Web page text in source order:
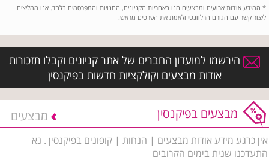
* המידע אודות ארועים ומבצעים הנו באחריות הקניונים, החנויות והמפרסמים בלבד. אנו ממליצים
ליצור קשר עם הגורם הרלוונטי ולאמת את הפרטים מראש.
הירשמו למועדון החברים של אתר קניונים וקבלו תזכורות
אודות מבצעים וקולקציות חדשות בפיקנסין
מבצעים בפיקנסין מבצעים
אין כרגע מידע אודות מבצעים | הנחות | קופונים בפיקנסין . נא
התעדכנו שנית בימים הקרובים